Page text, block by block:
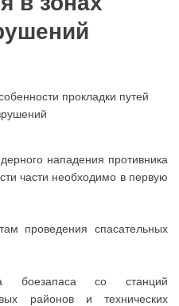
прокладки путей
нападения противника
части необходимо в первую
проведения спасательных
боезапаса со станций
районов и технических